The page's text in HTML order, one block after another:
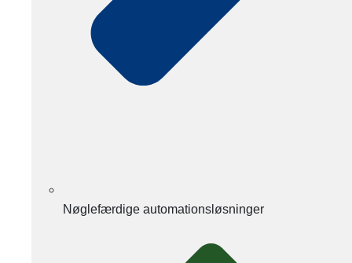
Nøglefærdige automationsløsninger